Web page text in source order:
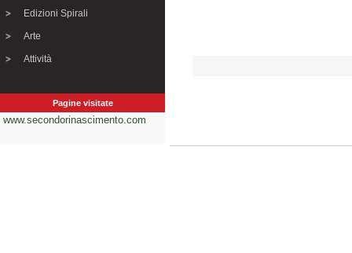
Edizioni Spirali
Arte
Attività
Pagine visitate
www.secondorinascimento.com